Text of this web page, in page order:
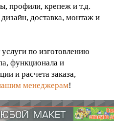
профили, крепеж и т.д.
дизайн, доставка, монтаж и
по изготовлению
функционала и
и расчета заказа,
менеджерам!